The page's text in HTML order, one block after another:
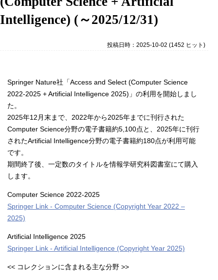
Intelligence) (～2025/12/31)
投稿日時：2025-10-02 (1452 ヒット )
Springer Nature社「Access and Select (Computer Science
2022-2025 + Artificial Intelligence 2025)」の利用を開始しまし
た。
2025年12月末まで、2022年から2025年までに刊行された
Computer Science分野の電子書籍約5,100点と、2025年に刊行
されたArtificial Intelligence分野の電子書籍約180点が利用可能
です。
期間終了後、一定数のタイトルを情報学研究科図書室にて購入
します。
Computer Science 2022-2025
Springer Link - Computer Science (Copyright Year 2022 –
2025)
Artificial Intelligence 2025
Springer Link - Artificial Intelligence (Copyright Year 2025)
<< コレクションに含まれる主な分野 >>